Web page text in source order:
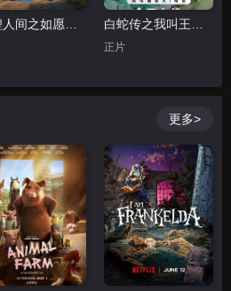
锦鲤人间之如愿以偿
正片
更多>